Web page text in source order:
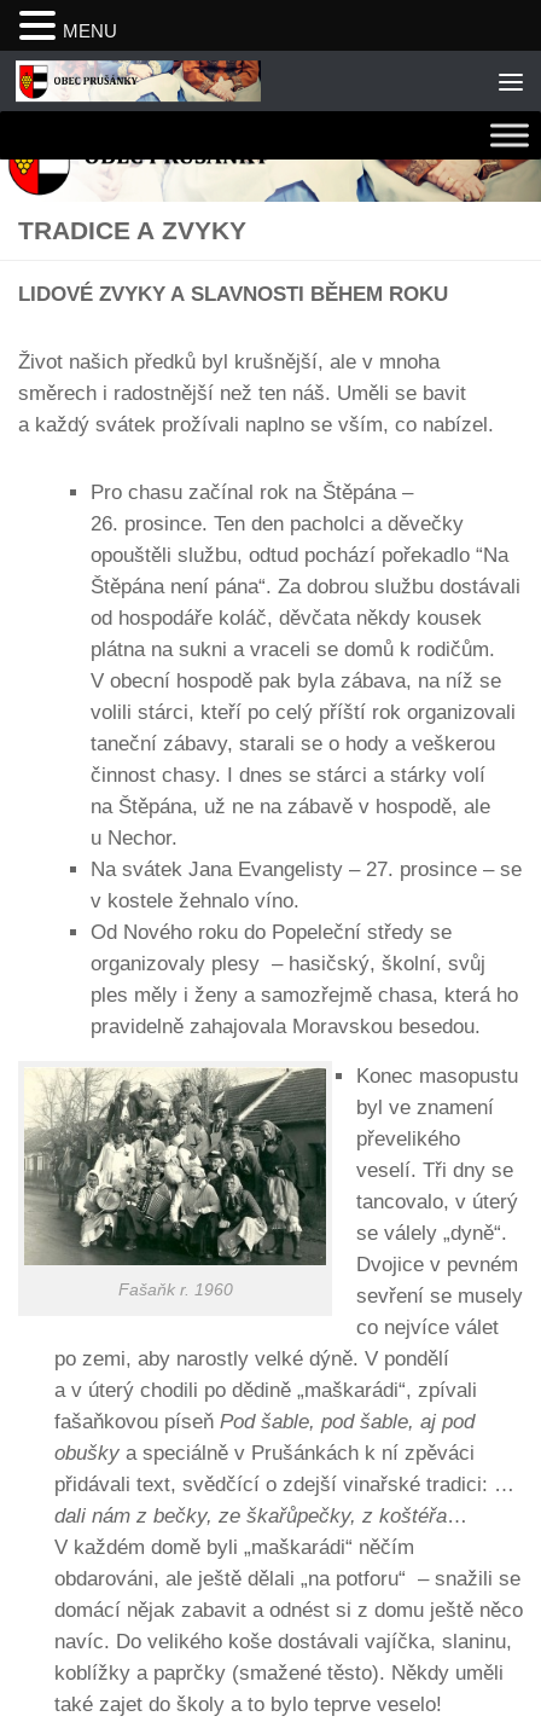
Skip to content
TRADICE A ZVYKY
LIDOVÉ ZVYKY A SLAVNOSTI BĚHEM ROKU
Život našich předků byl krušnější, ale v mnoha
směrech i radostnější než ten náš. Uměli se bavit
a každý svátek prožívali naplno se vším, co nabízel.
Pro chasu začínal rok na Štěpána –
26. prosince. Ten den pacholci a děvečky
opouštěli službu, odtud pochází pořekadlo “Na
Štěpána není pána“. Za dobrou službu dostávali
od hospodáře koláč, děvčata někdy kousek
plátna na sukni a vraceli se domů k rodičům.
V obecní hospodě pak byla zábava, na níž se
volili stárci, kteří po celý příští rok organizovali
taneční zábavy, starali se o hody a veškerou
činnost chasy. I dnes se stárci a stárky volí
na Štěpána, už ne na zábavě v hospodě, ale
u Nechor.
Na svátek Jana Evangelisty – 27. prosince – se
v kostele žehnalo víno.
Od Nového roku do Popeleční středy se
organizovaly plesy – hasičský, školní, svůj
ples měly i ženy a samozřejmě chasa, která ho
pravidelně zahajovala Moravskou besedou.
Fašaňk r. 1960
Konec masopustu
byl ve znamení
převelikého
veselí. Tři dny se
tancovalo, v úterý
se válely „dyně“.
Dvojice v pevném
sevření se musely
co nejvíce válet
po zemi, aby narostly velké dýně. V pondělí
a v úterý chodili po dědině „maškarádi“, zpívali
fašaňkovou píseň Pod šable, pod šable, aj pod
obušky a speciálně v Prušánkách k ní zpěváci
přidávali text, svědčící o zdejší vinařské tradici: …
dali nám z bečky, ze škařůpečky, z koštéřa…
V každém domě byli „maškarádi“ něčím
obdarováni, ale ještě dělali „na potforu“ – snažili se
domácí nějak zabavit a odnést si z domu ještě něco
navíc. Do velikého koše dostávali vajíčka, slaninu,
koblížky a paprčky (smažené těsto). Někdy uměli
také zajet do školy a to bylo teprve veselo!
MENU